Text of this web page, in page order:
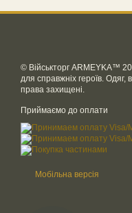
© Військторг ARMEYKA™
для справжніх героїв. Одяг,
права захищені.
Приймаємо до оплати
Мобільна версія